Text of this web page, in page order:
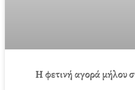
Η φετινή αγορά μήλου